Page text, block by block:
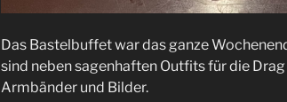
Das Bastelbuffet war das ganze
sind neben sagenhaften Outfits für die
Armbänder und Bilder.